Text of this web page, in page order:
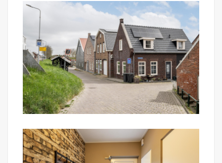
Wil je de woning bezichtigen? Van harte welkom
na een met Mark Makelaardij gemaakte afspraak.